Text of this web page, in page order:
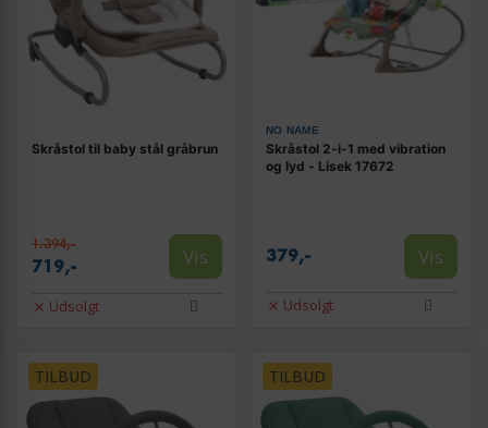
Skråstol til baby stål gråbrun
1.394,-
719,- Vis
Udsolgt
NO NAME
Skråstol 2-i-1 med vibration
og lyd - Lisek 17672
379,- Vis
Udsolgt
TILBUD TILBUD